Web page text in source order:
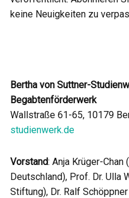
keine Neuigkeiten zu
Bertha von Suttner-
Begabtenförderwerk
Wallstraße 61-65, 10179
studienwerk.de
Vorstand: Anja Krüger-
Deutschland), Prof. Dr. Ulla
Stiftung), Dr. Ralf